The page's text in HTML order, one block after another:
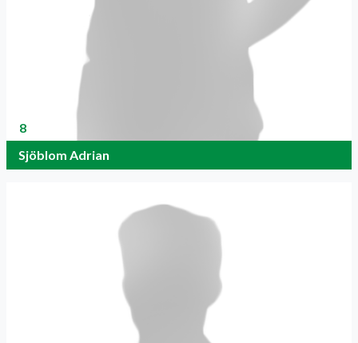
8
Sjöblom Adrian